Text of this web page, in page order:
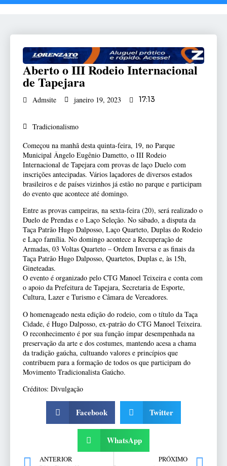
Aberto o III Rodeio Internacional
de Tapejara
Admsite janeiro 19, 2023 17:13
Tradicionalismo
Começou na manhã desta quinta-feira, 19, no Parque
Municipal Ângelo Eugênio Dametto, o III Rodeio
Internacional de Tapejara com provas de laço Duelo com
inscrições antecipadas. Vários laçadores de diversos estados
brasileiros e de países vizinhos já estão no parque e participam
do evento que acontece até domingo.
Entre as provas campeiras, na sexta-feira (20), será realizado o
Duelo de Prendas e o Laço Seleção. No sábado, a disputa da
Taça Patrão Hugo Dalposso, Laço Quarteto, Duplas do Rodeio
e Laço família. No domingo acontece a Recuperação de
Armadas, 03 Voltas Quarteto – Ordem Inversa e as finais da
Taça Patrão Hugo Dalposso, Quartetos, Duplas e, às 15h,
Gineteadas.
O evento é organizado pelo CTG Manoel Teixeira e conta com
o apoio da Prefeitura de Tapejara, Secretaria de Esporte,
Cultura, Lazer e Turismo e Câmara de Vereadores.
O homenageado nesta edição do rodeio, com o título da Taça
Cidade, é Hugo Dalposso, ex-patrão do CTG Manoel Teixeira.
O reconhecimento é por sua função ímpar desempenhada na
preservação da arte e dos costumes, mantendo acesa a chama
da tradição gaúcha, cultuando valores e princípios que
contribuem para a formação de todos os que participam do
Movimento Tradicionalista Gaúcho.
Créditos: Divulgação
Facebook Twitter
WhatsApp
ANTERIOR PRÓXIMO